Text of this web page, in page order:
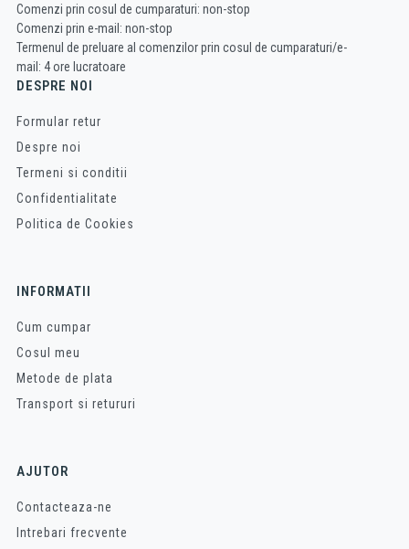
Comenzi prin cosul de cumparaturi: non-stop
Comenzi prin e-mail: non-stop
Termenul de preluare al comenzilor prin cosul de cumparaturi/e-
mail: 4 ore lucratoare
DESPRE NOI
Formular retur
Despre noi
Termeni si conditii
Confidentialitate
Politica de Cookies
INFORMATII
Cum cumpar
Cosul meu
Metode de plata
Transport si retururi
AJUTOR
Contacteaza-ne
Intrebari frecvente